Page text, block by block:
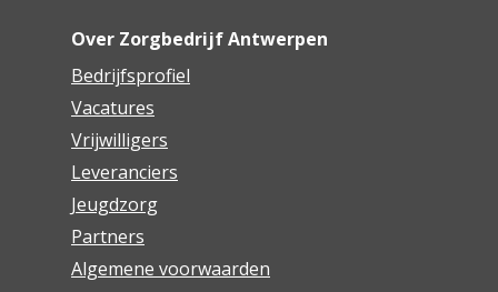
Over Zorgbedrijf Antwerpen
Bedrijfsprofiel
Vacatures
Vrijwilligers
Leveranciers
Jeugdzorg
Partners
Algemene voorwaarden